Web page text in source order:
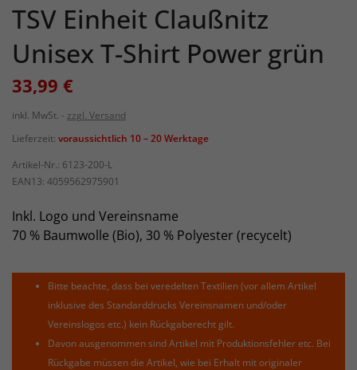
TSV Einheit Claußnitz
Unisex T-Shirt Power grün
33,99 €
inkl. MwSt.
zzgl. Versand
Lieferzeit: voraussichtlich 10 – 20 Werktage
Artikel-Nr.: 6123-200-L
EAN13: 4059562975901
Inkl. Logo und Vereinsname
70 % Baumwolle (Bio), 30 % Polyester (recycelt)
Bitte beachte, dass bei veredelten Textilien (vor allem Artikel
inklusive des Standarddrucks Vereinsnamen und/oder
Vereinslogos etc.) kein Rückgaberecht gilt.
Davon ausgenommen sind Artikel mit Produktionsfehler etc. Bei
Rückgabe müssen die Artikel, wie bei Erhalt mit originaler